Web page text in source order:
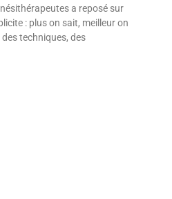
a reposé sur
: plus on sait, meilleur on
techniques, des